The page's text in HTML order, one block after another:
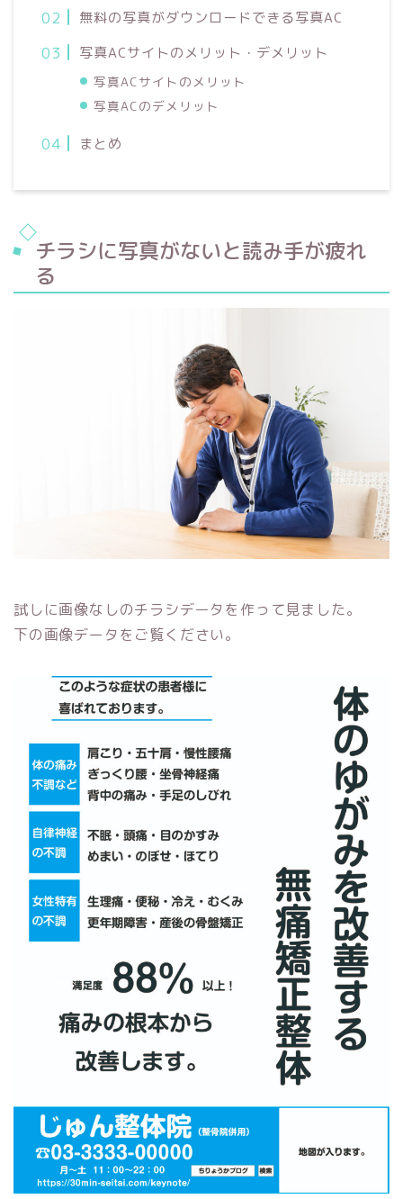
無料の写真がダウンロードできる写真AC
写真ACサイトのメリット・デメリット
写真ACサイトのメリット
写真ACのデメリット
まとめ
チラシに写真がないと読み手が疲れ
る
試しに画像なしのチラシデータを作って見ました。
下の画像データをご覧ください。